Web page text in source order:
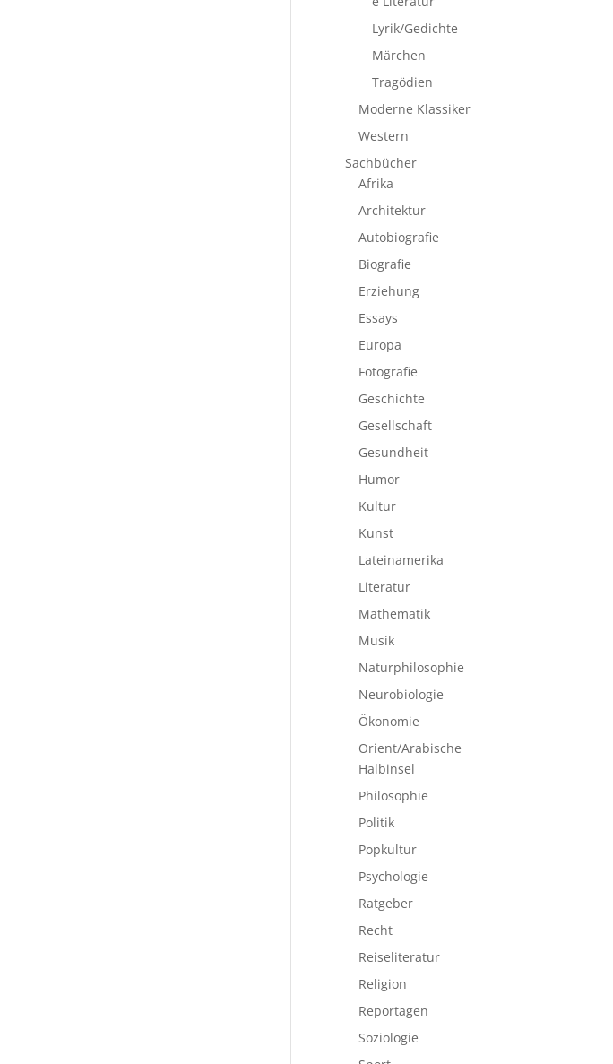
Lyrik/Gedichte
Märchen
Tragödien
Moderne Klassiker
Western
Sachbücher
Afrika
Architektur
Autobiografie
Biografie
Erziehung
Essays
Europa
Fotografie
Geschichte
Gesellschaft
Gesundheit
Humor
Kultur
Kunst
Lateinamerika
Literatur
Mathematik
Musik
Naturphilosophie
Neurobiologie
Ökonomie
Orient/Arabische
Halbinsel
Philosophie
Politik
Popkultur
Psychologie
Ratgeber
Recht
Reiseliteratur
Religion
Reportagen
Soziologie